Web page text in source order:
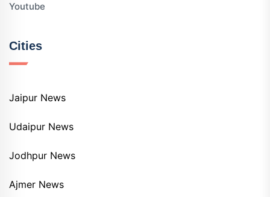
Youtube
Cities
Jaipur News
Udaipur News
Jodhpur News
Ajmer News